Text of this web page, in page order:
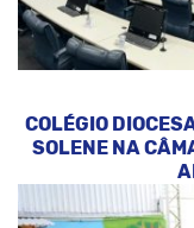
COLÉGIO
SOLENE NA